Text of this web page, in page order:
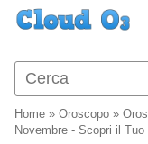
Home » Oroscopo »
Novembre - Scopri il Tuo